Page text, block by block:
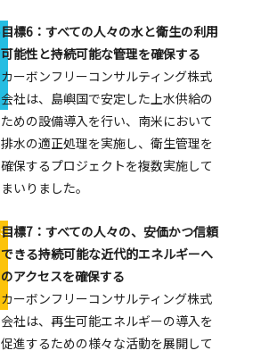
目標6：すべての人々の水と衛生の利用
可能性と持続可能な管理を確保する
カーボンフリーコンサルティング株式
会社は、島嶼国で安定した上水供給の
ための設備導入を行い、南米において
排水の適正処理を実施し、衛生管理を
確保するプロジェクトを複数実施して
まいりました。
目標7：すべての人々の、安価かつ信頼
できる持続可能な近代的エネルギーへ
のアクセスを確保する
カーボンフリーコンサルティング株式
会社は、再生可能エネルギーの導入を
促進するための様々な活動を展開して